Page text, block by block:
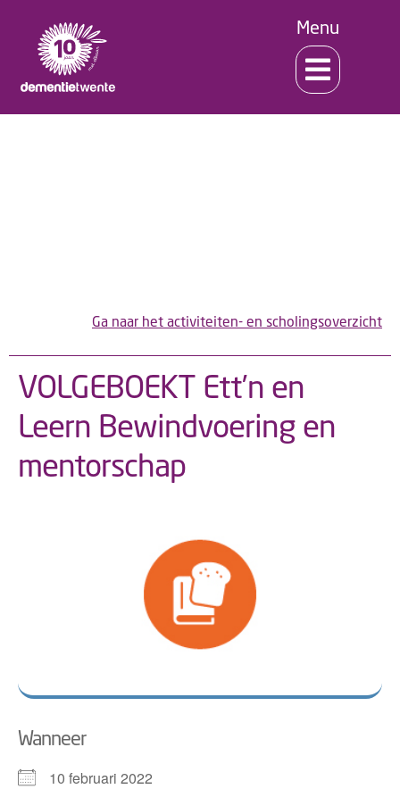
Menu
Ga naar het activiteiten- en scholingsoverzicht
VOLGEBOEKT Ett’n en
Leern Bewindvoering en
mentorschap
Wanneer
10 februari 2022